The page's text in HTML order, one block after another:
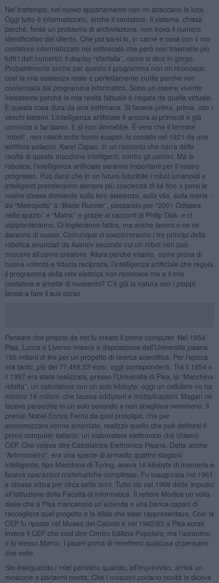
Nel frattempo, nel nuovo appartamento non mi attaccano la luce.
Oggi tutto è informatizzato, anche il contatore. Il sistema, chissà
perché, forse un problema di archiviazione, non trova il numero
identificativo del cliente. Che poi sarei io, in carne e ossa con il mio
contatore informatizzato nel sottoscala che però non trasmette più
tutti i dati numerici: il display “sfarfalla”, come si dice in gergo.
Probabilmente anche per questo il programma non mi riconosce:
così la mia esistenza reale è perfettamente inutile perché non
confermata dal programma informatico. Sono un essere vivente
inesistente perché la mia realtà fattuale è negata da quella virtuale.
E questa cosa dura da una settimana. Si faceva prima, prima, con i
vecchi sistemi. L’intelligenza artificiale è ancora ai primordi e già
comincia a far danni. E sì non dovrebbe. È vero che il termine
“robot”, non nasce sotto buoni auspici: fu coniato nel 1921 da uno
scrittore polacco, Karel Capec, in un racconto che narra della
rivolta di queste macchine intelligenti, contro gli uomini. Ma la
robotica, l’intelligenza artificiale saranno importanti per il nostro
progresso. Può darsi che in un futuro futuribile i robot umanoidi e
intelligenti prenderanno sempre più coscienza di sé fino a porsi le
nostre stesse domande sulla loro esistenza, sulla vita, sulla morte -
da “Metropolis” a “Blade Runner”, passando per “2001 Odissea
nello spazio” e “Matrix” e grazie ai racconti di Philip Dick- e ci
soppianteranno. Ci toglieranno fatica, ma anche lavoro o ce ne
daranno di nuovo. Comunque ci soccorreranno i tre principi della
robotica enunciati da Asimov secondo cui un robot non può
nuocere all’uomo creatore. Allora perché intanto, come prova di
buona volontà e fiducia reciproca, l’intelligenza artificiale che regola
il programma della rete elettrica non riconosce me e il mio
contatore e smette di nuocermi? C’è già la natura con i pioppi
lanosi a fare il suo corso.
Pensare che proprio da noi fu creato il primo computer. Nel 1954
Pisa, Lucca e Livorno misero a disposizione dell’Università pisana
150 milioni di lire per un progetto di ricerca scientifica. Per l’epoca
era tanto: più dei 77.468,53 euro, oggi corrispondenti. Tra il 1954 e
il 1957 era stata realizzata, presso l’Università di Pisa, la “Macchina
ridotta”, un calcolatore con un solo kilobyte -oggi un cellulare ne ha
minimo 16 milioni- che faceva addizioni e moltiplicazioni. Magari ne
faceva parecchie in un solo secondo e non sbagliava nemmeno. Il
premio Nobel Enrico Fermi da quel prototipo, che per
economizzare venne smontato, realizzò quello che può definirsi il
primo computer italiano: un elaboratore elettronico che chiamò
CEP. Che voleva dire Calcolatrice Elettronica Pisana. Detta anche
“Aritmometro”, era una specie di armadio quattro stagioni
intelligente, tipo Macchina di Turing, aveva 16 kilobyte di memoria e
faceva operazioni matematiche complesse. Fu inaugurata nel 1961
e rimase attiva per circa sette anni. Tutto ciò nel 1969 dette impulso
all’istituzione della Facoltà di Informatica. Il rettore Modica un volta
disse che a Pisa mancarono un’azienda e una banca capaci di
raccogliere quel progetto e la sfida che esso rappresentava. Così la
CEP fu riposta nel Museo del Calcolo e nel 1962/63 a Pisa sorse
invece il CEP che vuol dire Centro Edilizia Popolare, ma l’acronimo
è lo stesso.Marco, I pisani prima di rimetterci qualcosa ci pensano
due volte.
Sto inseguendo i miei pensiero quando, all’improvviso, arriva un
moscone a portarmi novità. Che i mosconi portano novità lo diceva